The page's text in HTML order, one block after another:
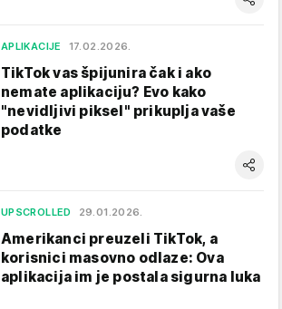
APLIKACIJE 17.02.2026.
TikTok vas špijunira čak i ako
nemate aplikaciju? Evo kako
"nevidljivi piksel" prikuplja vaše
podatke
UPSCROLLED 29.01.2026.
Amerikanci preuzeli TikTok, a
korisnici masovno odlaze: Ova
aplikacija im je postala sigurna luka